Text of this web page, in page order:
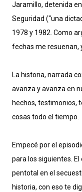
Jaramillo, detenida
Seguridad (“una
1978 y 1982. Como
fechas me resuenan,
La historia, narrada
avanza y avanza en
hechos, testimonios,
cosas todo el tiempo.
Empecé por el
para los siguientes. El
pentotal en el
historia, con eso te